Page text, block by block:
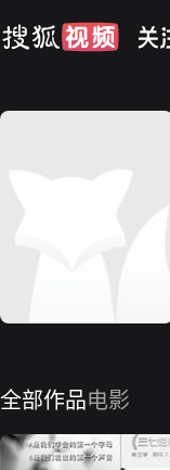
全部作品电影